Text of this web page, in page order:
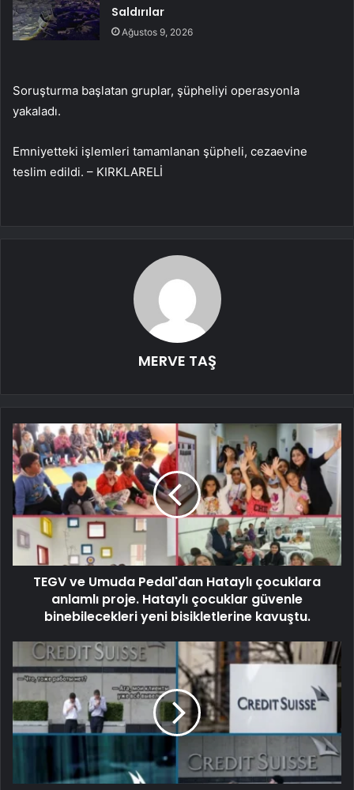
Saldırılar
Ağustos 9, 2026
Soruşturma başlatan gruplar, şüpheliyi operasyonla
yakaladı.
Emniyetteki işlemleri tamamlanan şüpheli, cezaevine
teslim edildi. – KIRKLARELİ
MERVE TAŞ
TEGV ve Umuda Pedal'dan Hataylı çocuklara
anlamlı proje. Hataylı çocuklar güvenle
binebilecekleri yeni bisikletlerine kavuştu.